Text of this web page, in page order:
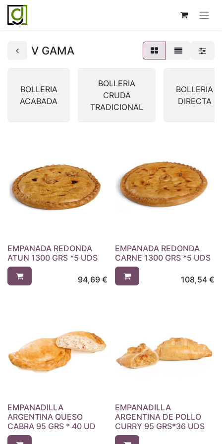
V GAMA
BOLLERIA
ACABADA
BOLLERIA
CRUDA
TRADICIONAL
BOLLERIA
DIRECTA
EMPANADA REDONDA
ATUN 1300 GRS *5 UDS
94,69€
EMPANADA REDONDA
CARNE 1300 GRS *5 UDS
108,54 €
EMPANADILLA
ARGENTINA QUESO
CABRA 95 GRS * 40 UD
EMPANADILLA
ARGENTINA DE POLLO
CURRY 95 GRS*36 UDS